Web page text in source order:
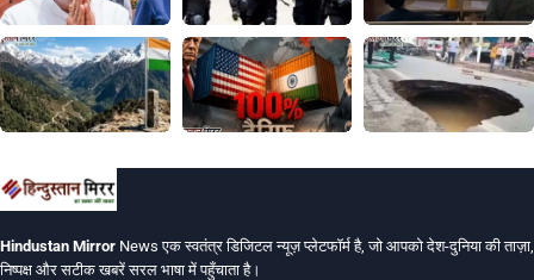
Hindustan Mirror News एक स्वतंत्र डिजिटल न्यूज़ प्लेटफॉर्म है, जो आपको देश-दुनिया की ताज़ा,
निष्पक्ष और सटीक खबरें सरल भाषा में पहुँचाता है।